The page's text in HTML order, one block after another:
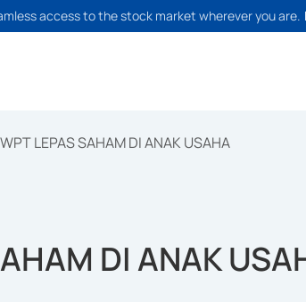
access to the stock market wherever you are.
LEPAS SAHAM DI ANAK USAHA
DI ANAK